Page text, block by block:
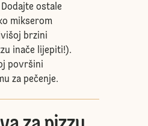
ostale
mikserom
brzini
inače lijepiti!).
površini
za pečenje.